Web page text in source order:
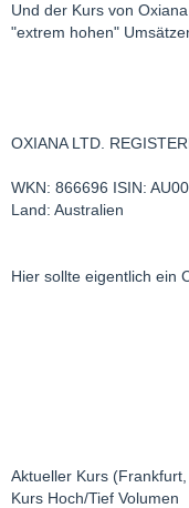
Und der Kurs von
"extrem hohen"
OXIANA LTD.
WKN: 866696 ISIN:
Land: Australien
Hier sollte eigentlich ein
Aktueller Kurs
Kurs Hoch/Tief Volumen